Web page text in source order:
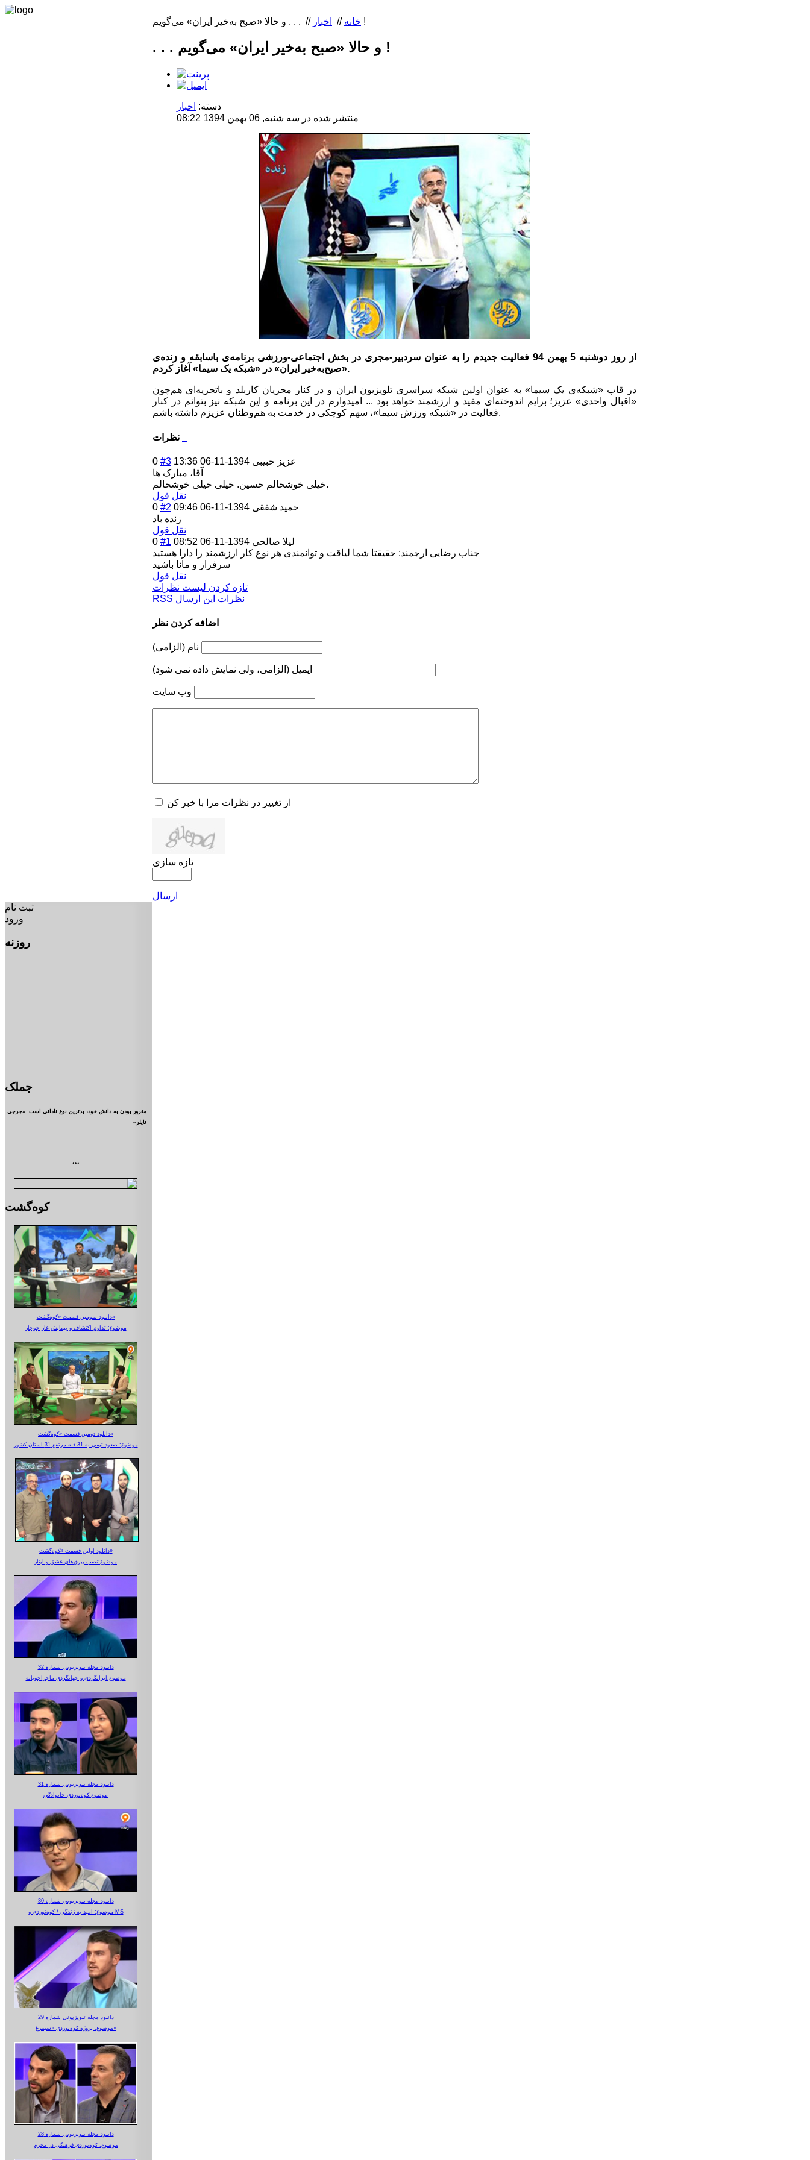
خانه // اخبار // . . . و حالا «صبح‌ به‌خیر ایران» می‌گویم !
. . . و حالا «صبح‌ به‌خیر ایران» می‌گویم !
دسته: اخبار
منتشر شده در سه شنبه, 06 بهمن 1394 08:22
از روز دوشنبه 5 بهمن 94 فعالیت جدیدم را به عنوان سردبیر-مجری در بخش اجتماعی-ورزشی برنامه‌ی باسابقه‌ و زنده‌ی
«صبح‌به‌خیر ایران» در «شبکه یک سیما» آغاز کردم.
در قاب «شبکه‌ی یک سیما» به عنوان اولین شبکه سراسری تلویزیون ایران و در کنار مجریان کاربلد و باتجریه‌ای هم‌چون
«اقبال واحدی» عزیز؛ برایم اندوخته‌ای مفید و ارزشمند خواهد بود ... امیدوارم در این برنامه و این شبکه نیز بتوانم در کنار
فعالیت در «شبکه ورزش سیما»‌، سهم کوچکی در خدمت به هم‌وطنان عزیزم داشته باشم.
0 #3 عزیز حبیبی 1394-11-06 13:36
آقا، مبارک ها
خیلی خوشحالم حسین. خیلی خیلی خوشحالم.
نقل قول
0 #2 حمید شفقی 1394-11-06 09:46
زنده باد
نقل قول
0 #1 لیلا صالحی 1394-11-06 08:52
جناب رضایی ارجمند: حقیقتا شما لیاقت و توانمندی هر نوع کار ارزشمند را دارا هستید
سرفراز و مانا باشید
نقل قول
تازه کردن لیست نظرات
RSS نظرات این ارسال
اضافه کردن نظر
نام (الزامی)
ایمیل (الزامی، ولی نمایش داده نمی شود)
وب سایت
از تغییر در نظرات مرا با خبر کن
تازه سازی
ارسال
ثبت نام
ورود
روزنه
جملک
مغرور بودن به دانش خود، بدترين نوع ناداني است. «جرجي
تايلر»
***
کوه‌گشت
دانلود سومین قسمت «کوه‌گشت»
موضوع: تداوم اکتشاف و پیمایش غار جوجار
دانلود دومین قسمت «کوه‌گشت»
موضوع: صعود تیمی به 31 قله مرتفع 31 استان کشور
دانلود اولین قسمت «کوه‌گشت»
موضوع:نصب بیرق‌های عشق و ایثار
دانلود مجله تلویزیونی شماره 32
موضوع:ایرانگردی و جهانگردی ماجراجویانه
دانلود مجله تلویزیونی شماره 31
موضوع:کوه‌نوردی خانوادگی
دانلود مجله تلویزیونی شماره 30
موضوع: امید به زندگی / کوه‌نوردی و MS
دانلود مجله تلویزیونی شماره 29
موضوع: پروژه کوه‌نوردی «سیمرغ»
دانلود مجله تلویزیونی شماره 28
موضوع: کوه‌نوردی فرهنگی در محرم